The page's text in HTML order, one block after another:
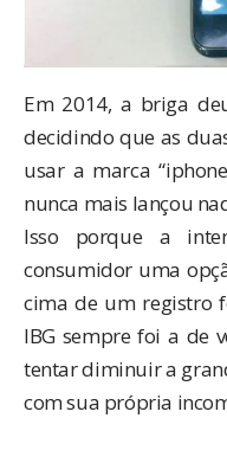
Em 2014, a briga
decidindo que as
usar a marca
nunca mais lançou
Isso porque a
consumidor uma
cima de um registro
IBG sempre foi a de
tentar diminuir a
com sua própria